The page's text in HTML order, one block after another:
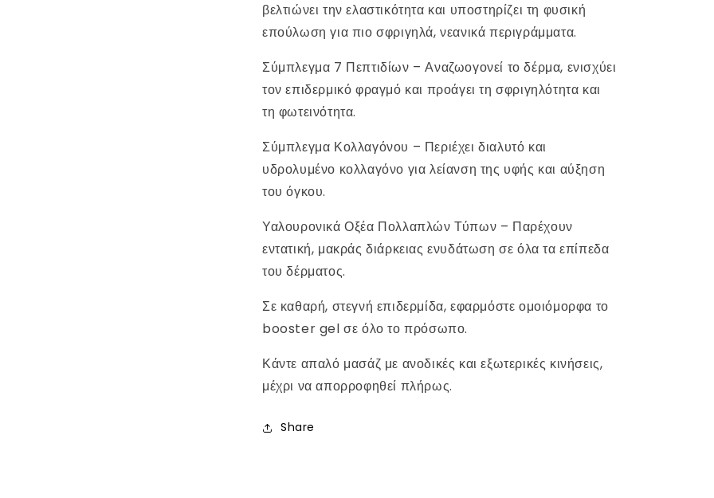
βελτιώνει την ελαστικότητα και υποστηρίζει τη φυσική
επούλωση για πιο σφριγηλά, νεανικά περιγράμματα.
Σύμπλεγμα 7 Πεπτιδίων – Αναζωογονεί το δέρμα, ενισχύει
τον επιδερμικό φραγμό και προάγει τη σφριγηλότητα και
τη φωτεινότητα.
Σύμπλεγμα Κολλαγόνου – Περιέχει διαλυτό και
υδρολυμένο κολλαγόνο για λείανση της υφής και αύξηση
του όγκου.
Υαλουρονικά Οξέα Πολλαπλών Τύπων – Παρέχουν
εντατική, μακράς διάρκειας ενυδάτωση σε όλα τα επίπεδα
του δέρματος.
Σε καθαρή, στεγνή επιδερμίδα, εφαρμόστε ομοιόμορφα το
booster gel σε όλο το πρόσωπο.
Κάντε απαλό μασάζ με ανοδικές και εξωτερικές κινήσεις,
μέχρι να απορροφηθεί πλήρως.
Share